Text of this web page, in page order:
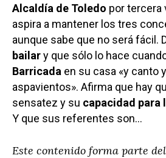
Alcaldía de Toledo por tercera
aspira a mantener los tres
aunque sabe que no será fácil.
bailary que sólo lo hace
Barricada en su casa «y canto
aspavientos». Afirma que hay
sensatez y su capacidad para
Y que sus referentes son…
Este contenido forma parte del